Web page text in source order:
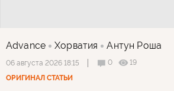
Advance Хорватия Антун Роша
06 августа 2026 18:15 0
19
ОРИГИНАЛ СТАТЬИ